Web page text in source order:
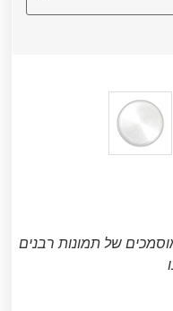
של תמונות רבנים